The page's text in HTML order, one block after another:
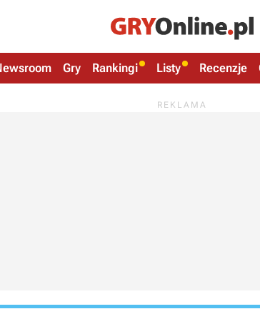
Gry Rankingi Listy Recenzje